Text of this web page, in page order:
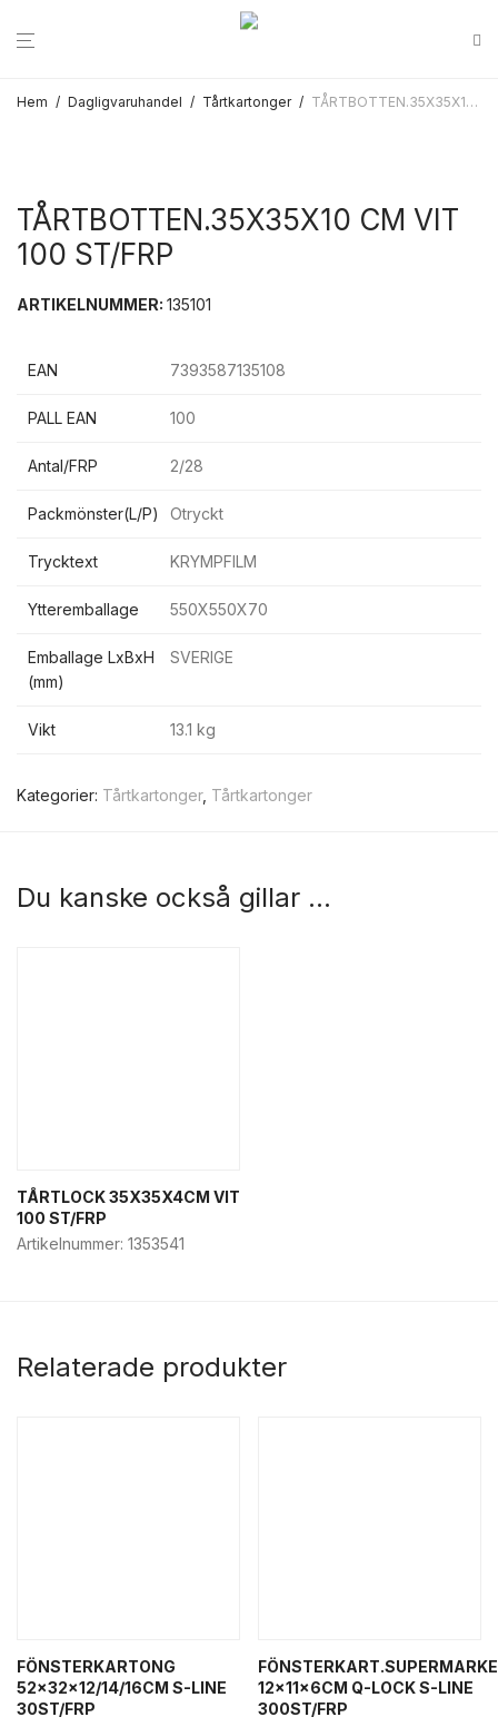
Hem / Dagligvaruhandel / Tårtkartonger / TÅRTBOTTEN.35X35X10 CM VIT 100 ST/FRP
TÅRTBOTTEN.35X35X10 CM VIT
100 ST/FRP
ARTIKELNUMMER: 135101
EAN 7393587135108
PALL EAN 100
Antal/FRP 2/28
Packmönster(L/P) Otryckt
Trycktext KRYMPFILM
Ytteremballage 550X550X70
Emballage LxBxH
(mm)
SVERIGE
Vikt 13.1 kg
Kategorier: Tårtkartonger, Tårtkartonger
Du kanske också gillar …
TÅRTLOCK 35X35X4CM VIT
100 ST/FRP
Artikelnummer: 1353541
Relaterade produkter
FÖNSTERKARTONG
52x32x12/14/16CM S-LINE
30ST/FRP
12x11x6CM Q-LOCK S-LINE
300ST/FRP